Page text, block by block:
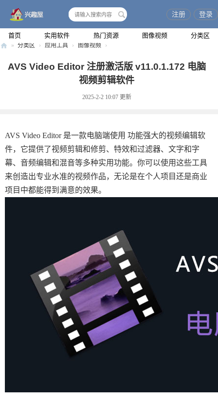
首页 实用软件 热门资源 图像视频 分类区
注册 登录
» 分类区 › 应用工具 › 图像视频 ›
AVS Video Editor 注册激活版 v11.0.1.172 电脑
视频剪辑软件
2025-2-2 10:07 更新
AVS Video Editor 是一款电脑端使用 功能强大的视频编辑软
件，它提供了视频剪辑和修剪、特效和过滤器、文字和字
幕、音频编辑和混音等多种实用功能。你可以使用这些工具
来创造出专业水准的视频作品，无论是在个人项目还是商业
项目中都能得到满意的效果。